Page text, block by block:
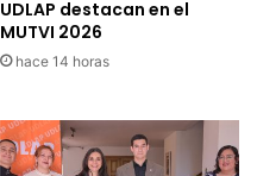
UDLAP destacan en el
MUTVI 2026
hace 14 horas